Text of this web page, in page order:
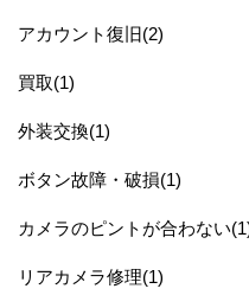
アカウント復旧(2)
買取(1)
外装交換(1)
ボタン故障・破損(1)
カメラのピントが合わない
リアカメラ修理(1)